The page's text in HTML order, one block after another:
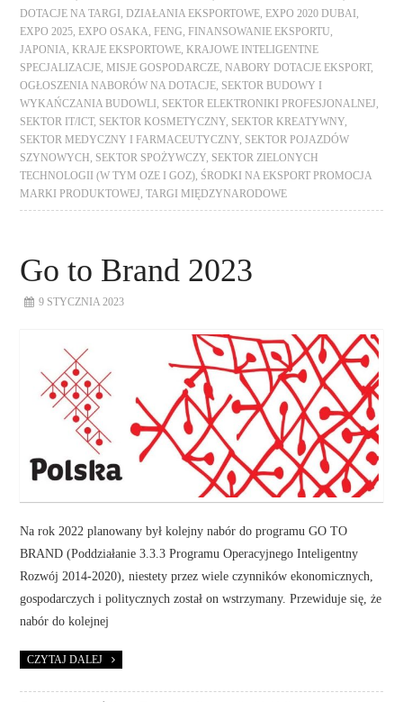
DOTACJE NA TARGI
,DZIAŁANIA EKSPORTOWE ,EXPO 2020 DUBAI
EXPO 2025 ,EXPO OSAKA ,FENG ,FINANSOWANIE EKSPORTU
JAPONIA ,KRAJE EKSPORTOWE ,KRAJOWE INTELIGENTNE
SPECJALIZACJE ,MISJE GOSPODARCZE ,NABORY DOTACJE EKSPORT,
OGŁOSZENIA NABORÓW NA DOTACJE SEKTOR BUDOWY I
WYKAŃCZANIA BUDOWLI
SEKTOR ELEKTRONIKI PROFESJONALNEJ
SEKTOR IT/ICT, SEKTOR KOSMETYCZNY SEKTOR KREATYWNY
SEKTOR MEDYCZNY I FARMACEUTYCZNY SEKTOR POJAZDÓW
SZYNOWYCH
SEKTOR SPOŻYWCZY SEKTOR ZIELONYCH
TECHNOLOGII (W TYM OZE I GOZ) ŚRODKI NA EKSPORT PROMOCJA
MARKI PRODUKTOWEJ ,TARGI MIĘDZYNARODOWE
Go to Brand 2023
9 STYCZNIA 2023
Na rok 2022 planowany był kolejny nabór do programu GO TO
BRAND (Poddziałanie 3.3.3 Programu Operacyjnego Inteligentny
Rozwój 2014-2020), niestety przez wiele czynników ekonomicznych,
gospodarczych i politycznych został on wstrzymany. Przewiduje się, że
nabór do kolejnej
CZYTAJ DALEJ